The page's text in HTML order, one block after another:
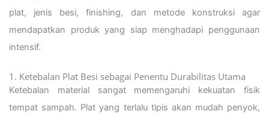
plat, jenis besi, finishing, dan metode konstruksi agar
mendapatkan produk yang siap menghadapi penggunaan
intensif.
1. Ketebalan Plat Besi sebagai Penentu Durabilitas Utama
Ketebalan material sangat memengaruhi kekuatan fisik
tempat sampah. Plat yang terlalu tipis akan mudah penyok,